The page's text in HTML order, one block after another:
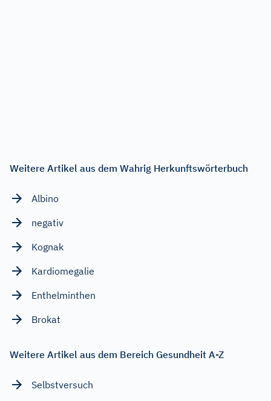
Weitere Artikel aus dem Wahrig Herkunftswörterbuch
Albino
negativ
Kognak
Kardiomegalie
Enthelminthen
Brokat
Weitere Artikel aus dem Bereich Gesundheit A-Z
Selbstversuch